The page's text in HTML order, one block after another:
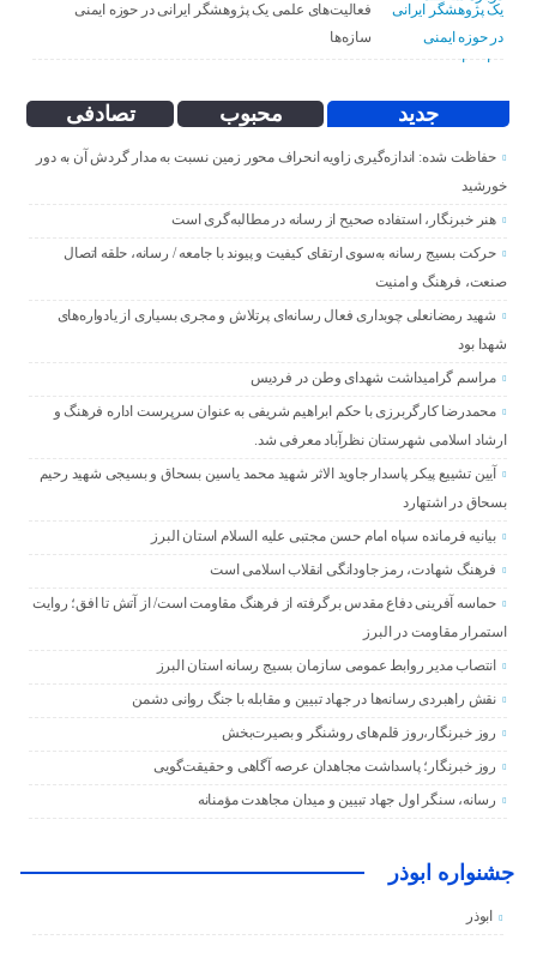
فعالیت‌های علمی یک پژوهشگر ایرانی در حوزه ایمنی
سازه‌ها
جدید محبوب تصادفی
حفاظت شده: اندازه‌گیری زاویه انحراف محور زمین نسبت به مدار گردش آن به دور
خورشید
هنر خبرنگار، استفاده صحیح از رسانه در مطالبه‌گری است
حرکت بسیج رسانه به‌سوی ارتقای کیفیت و پیوند با جامعه / رسانه، حلقه اتصال
صنعت، فرهنگ و امنیت
شهید رمضانعلی چوبداری فعال رسانه‌ای پرتلاش و مجری بسیاری از یادواره‌های
شهدا بود
مراسم گرامیداشت شهدای وطن در فردیس
محمدرضا کارگربرزی با حکم ابراهیم شریفی به عنوان سرپرست اداره فرهنگ و
ارشاد اسلامی شهرستان نظرآباد معرفی شد.
آیین تشییع پیکر پاسدار جاوید الاثر شهید محمد یاسین بسحاق و بسیجی شهید رحیم
بسحاق در اشتهارد
بیانیه فرمانده سپاه امام حسن مجتبی علیه السلام استان البرز
فرهنگ شهادت، رمز جاودانگی انقلاب اسلامی است
حماسه آفرینی دفاع مقدس برگرفته از فرهنگ مقاومت است/ از آتش تا افق؛ روایت
استمرار مقاومت در البرز
انتصاب مدیر روابط عمومی سازمان بسیج رسانه استان البرز
نقش راهبردی رسانه‌ها در جهاد تبیین و مقابله با جنگ روانی دشمن
روز خبرنگار،روز قلم‌های روشنگر و بصیرت‌بخش
روز خبرنگار؛ پاسداشت مجاهدان عرصه آگاهی و حقیقت‌گویی
رسانه، سنگر اول جهاد تبیین و میدان مجاهدت مؤمنانه
جشنواره ابوذر
ابوذر